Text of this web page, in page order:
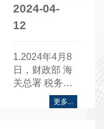
2024-04-
12
1.2024年4月8
日，财政部 海
关总署 税务总
局印发《关于
边民互市贸易
更多...